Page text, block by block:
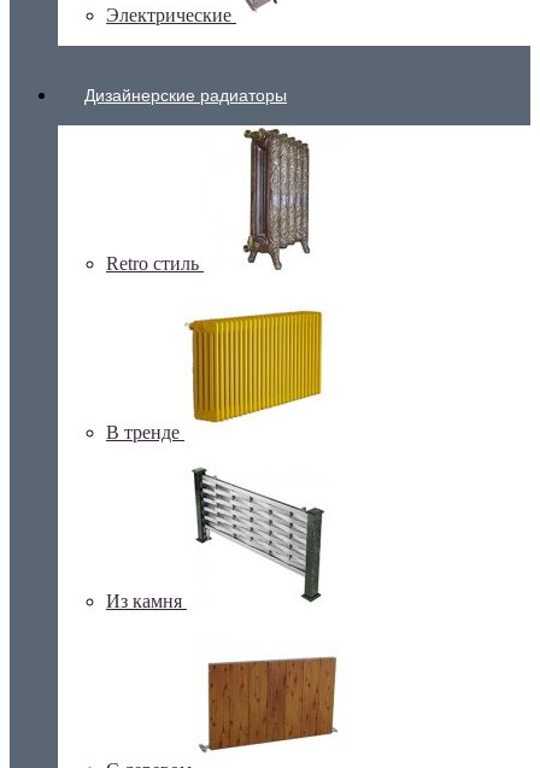
Электрические
Дизайнерские радиаторы
Retro стиль
В тренде
Из камня